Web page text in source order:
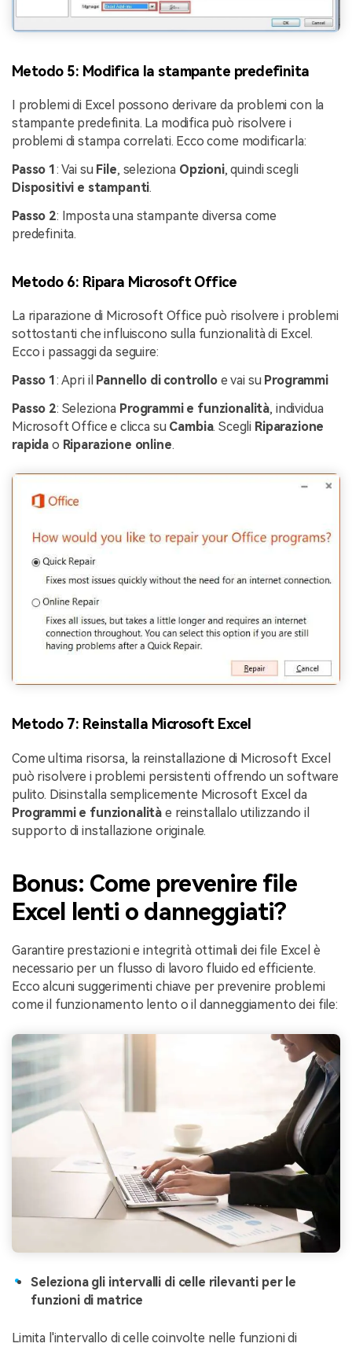
Metodo 5: Modifica la stampante predefinita
I problemi di Excel possono derivare da problemi con la
stampante predefinita. La modifica può risolvere i
problemi di stampa correlati. Ecco come modificarla:
Passo 1: Vai su File, seleziona Opzioni, quindi scegli
Dispositivi e stampanti.
Passo 2: Imposta una stampante diversa come
predefinita.
Metodo 6: Ripara Microsoft Office
La riparazione di Microsoft Office può risolvere i problemi
sottostanti che influiscono sulla funzionalità di Excel.
Ecco i passaggi da seguire:
Passo 1: Apri il Pannello di controlloe vai su Programmi
Passo 2: Seleziona Programmi e funzionalità, individua
Microsoft Office e clicca su Cambia. Scegli Riparazione
rapida o Riparazione online.
Metodo 7: Reinstalla Microsoft Excel
Come ultima risorsa, la reinstallazione di Microsoft Excel
può risolvere i problemi persistenti offrendo un software
pulito. Disinstalla semplicemente Microsoft Excel da
Programmi e funzionalità e reinstallalo utilizzando il
supporto di installazione originale.
Bonus: Come prevenire file
Excel lenti o danneggiati?
Garantire prestazioni e integrità ottimali dei file Excel è
necessario per un flusso di lavoro fluido ed efficiente.
Ecco alcuni suggerimenti chiave per prevenire problemi
come il funzionamento lento o il danneggiamento dei file:
Seleziona gli intervalli di celle rilevanti per le
funzioni di matrice
Limita l'intervallo di celle coinvolte nelle funzioni di